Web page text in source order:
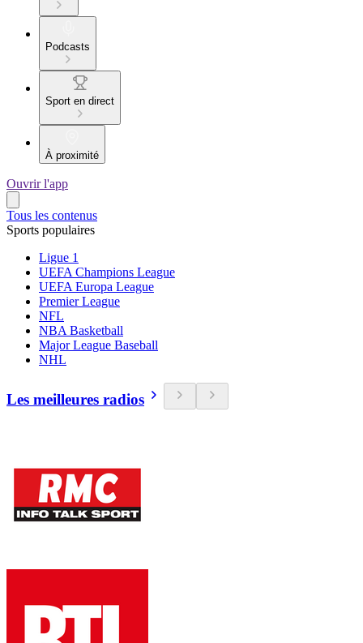
Podcasts
Sport en direct
À proximité
Ouvrir l'app
Tous les contenus
Sports populaires
Ligue 1
UEFA Champions League
UEFA Europa League
Premier League
NFL
NBA Basketball
Major League Baseball
NHL
Les meilleures radios